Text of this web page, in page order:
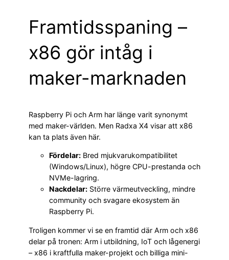
Framtidsspaning –
x86 gör intåg i
maker-marknaden
Raspberry Pi och Arm har länge varit synonymt
med maker-världen. Men Radxa X4 visar att x86
kan ta plats även här.
Fördelar: Bred mjukvarukompatibilitet
(Windows/Linux), högre CPU-prestanda och
NVMe-lagring.
Nackdelar: Större värmeutveckling, mindre
community och svagare ekosystem än
Raspberry Pi.
Troligen kommer vi se en framtid där Arm och x86
delar på tronen: Arm i utbildning, IoT och lågenergi
– x86 i kraftfulla maker-projekt och billiga mini-